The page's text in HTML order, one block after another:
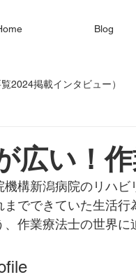
Blog
2024掲載インタビュー）
ビュー） 新潟工科大学
広い！
構新潟病院のリハ
でできていた生活行
作業療法士の世界に